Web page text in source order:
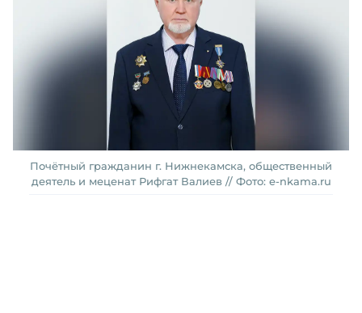
Почётный гражданин г. Нижнекамска, общественный
деятель и меценат Рифгат Валиев // Фото: e-nkama.ru